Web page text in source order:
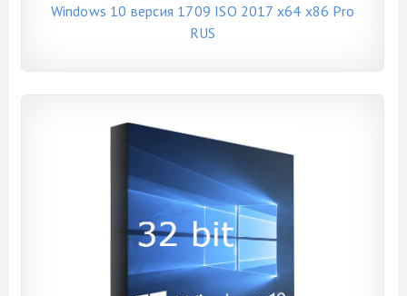
Windows 10 версия 1709 ISO 2017 x64 x86 Pro
RUS